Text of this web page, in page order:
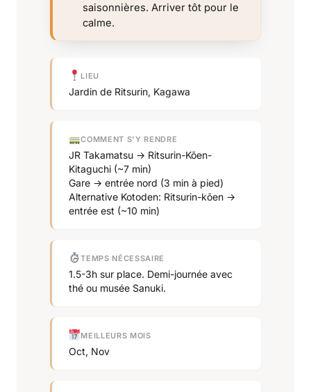
saisonnières. Arriver tôt pour le
calme.
LIEU
Jardin de Ritsurin, Kagawa
COMMENT S'Y RENDRE
JR Takamatsu → Ritsurin-Kōen-
Kitaguchi (~7 min)
Gare → entrée nord (3 min à pied)
Alternative Kotoden: Ritsurin-kōen →
entrée est (~10 min)
TEMPS NÉCESSAIRE
1.5-3h sur place. Demi-journée avec
thé ou musée Sanuki.
MEILLEURS MOIS
Oct, Nov